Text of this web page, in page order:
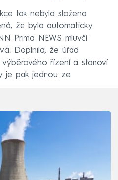
tak nebyla složena
že byla automaticky
Prima NEWS mluvčí
Doplnila, že úřad
řízení a stanoví
je pak jednou ze